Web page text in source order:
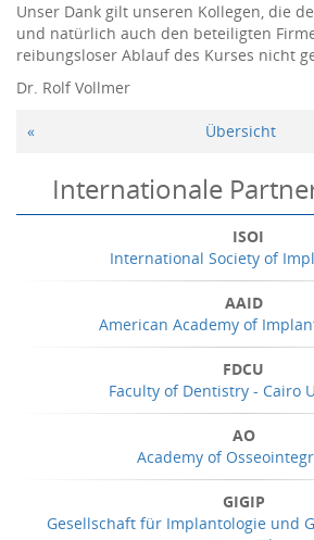
Unser Dank gilt unseren Kollegen, die
und natürlich auch den beteiligten
reibungsloser Ablauf des Kurses nicht
Dr. Rolf Vollmer
Übersicht
«
Internationale
ISOI
International Society of
AAID
American Academy of
FDCU
Faculty of Dentistry - Cairo
AO
Academy of
GIGIP
Gesellschaft für Implantologie und